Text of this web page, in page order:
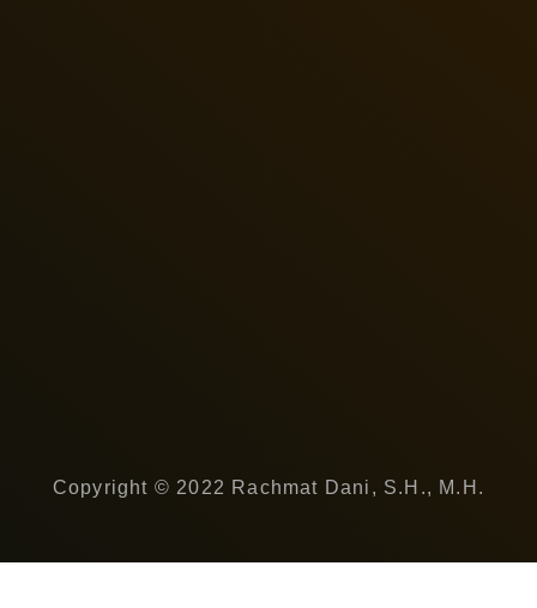
Copyright © 2022 Rachmat Dani, S.H., M.H.